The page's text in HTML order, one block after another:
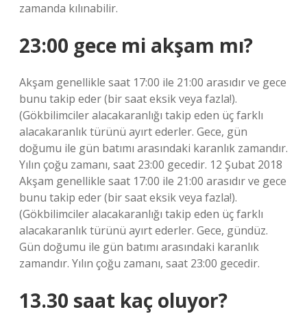
zamanda kılınabilir.
23:00 gece mi akşam mı?
Akşam genellikle saat 17:00 ile 21:00 arasıdır ve gece
bunu takip eder (bir saat eksik veya fazla!).
(Gökbilimciler alacakaranlığı takip eden üç farklı
alacakaranlık türünü ayırt ederler. Gece, gün
doğumu ile gün batımı arasındaki karanlık zamandır.
Yılın çoğu zamanı, saat 23:00 gecedir. 12 Şubat 2018
Akşam genellikle saat 17:00 ile 21:00 arasıdır ve gece
bunu takip eder (bir saat eksik veya fazla!).
(Gökbilimciler alacakaranlığı takip eden üç farklı
alacakaranlık türünü ayırt ederler. Gece, gündüz.
Gün doğumu ile gün batımı arasındaki karanlık
zamandır. Yılın çoğu zamanı, saat 23:00 gecedir.
13.30 saat kaç oluyor?